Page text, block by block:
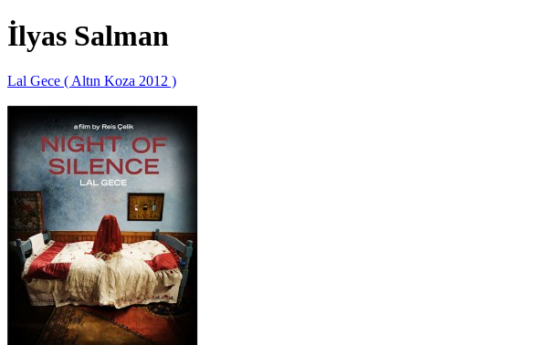
İlyas Salman
Lal Gece ( Altın Koza 2012 )